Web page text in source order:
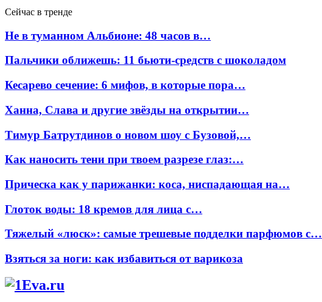
Сейчас в тренде
Не в туманном Альбионе: 48 часов в…
Пальчики оближешь: 11 бьюти-средств с шоколадом
Кесарево сечение: 6 мифов, в которые пора…
Ханна, Слава и другие звёзды на открытии…
Тимур Батрутдинов о новом шоу с Бузовой,…
Как наносить тени при твоем разрезе глаз:…
Прическа как у парижанки: коса, ниспадающая на…
Глоток воды: 18 кремов для лица с…
Тяжелый «люск»: самые трешевые подделки парфюмов с…
Взяться за ноги: как избавиться от варикоза